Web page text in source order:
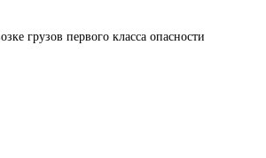
грузов первого класса опасности